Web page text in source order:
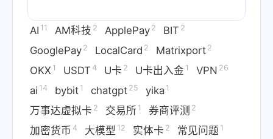
AI 11 AM科技 2 ApplePay 2 BIT 2
GooglePay 2 LocalCard 2 Matrixport 2
OKX 1 USDT 4 U卡 2 U卡出入金 1 VPN 26
ai 14 bybit 1 chatgpt 25 yika 1
万事达虚拟卡 2 交易所 1 券商评测 2
加密货币 4 大模型 12 实体卡 2 常见问题 1